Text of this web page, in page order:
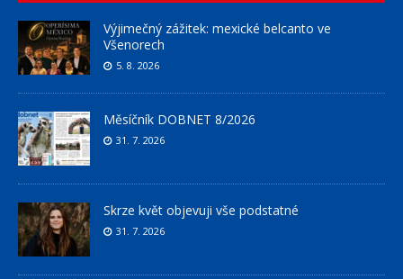
Výjimečný zážitek: mexické belcanto ve
Všenorech
5. 8. 2026
Měsíčník DOBNET 8/2026
31. 7. 2026
Skrze květ objevuji vše podstatné
31. 7. 2026